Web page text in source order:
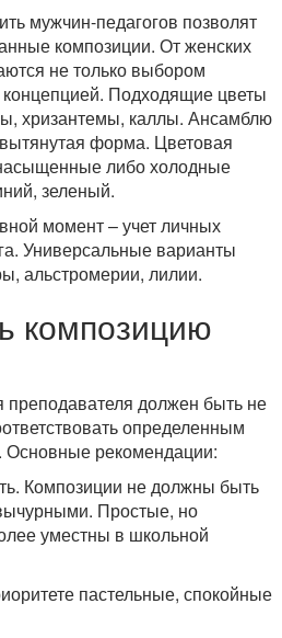
мужчин-педагогов позволят
композиции. От женских
не только выбором
Подходящие цветы
хризантемы, каллы. Ансамблю
форма. Цветовая
либо холодные
зеленый.
момент – учет личных
Универсальные варианты
альстромерии, лилии.
композицию
должен быть не
определенным
Основные рекомендации:
Композиции не должны быть
Простые, но
уместны в школьной
пастельные, спокойные